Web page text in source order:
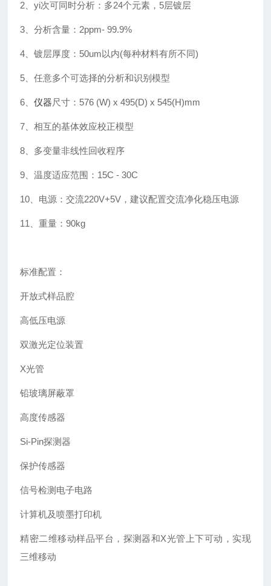
2、yi次可同时分析：多24个元素，5层镀层
3、分析含量：2ppm- 99.9%
4、镀层厚度：50um以内(每种材料有所不同)
5、任意多个可选择的分析和识别模型
6、仪器尺寸：576 (W) x 495(D) x 545(H)mm
7、相互的基体效应校正模型
8、多变量非线性回收程序
9、温度适应范围：15C - 30C
10、电源：交流220V+5V，建议配置交流净化稳压电源
11、重量：90kg
标准配置：
开放式样品腔
高低压电源
双激光定位装置
X光管
铅玻璃屏蔽罩
高度传感器
Si-Pin探测器
保护传感器
信号检测电子电路
计算机及喷墨打印机
精密二维移动样品平台，探测器和X光管上下可动，实现
三维移动